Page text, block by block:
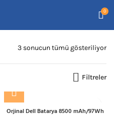
0
3 sonucun tümü gösteriliyorEn
Filtreler
Orjinal Dell Batarya 8500 mAh/97Wh